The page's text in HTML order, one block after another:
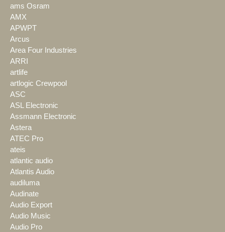
ams Osram
AMX
APWPT
Arcus
Area Four Industries
ARRI
artlife
artlogic Crewpool
ASC
ASL Electronic
Assmann Electronic
Astera
ATEC Pro
ateis
atlantic audio
Atlantis Audio
audiluma
Audinate
Audio Export
Audio Music
Audio Pro